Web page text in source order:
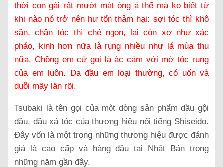
thời con gái rất mướt mát óng ả thế mà ko biết từ
khi nào nó trở nên hư tổn thảm hại: sợi tóc thì khô
sần, chân tóc thì chẻ ngọn, lại còn xơ như xác
pháo, kinh hơn nữa là rụng nhiều như lá mùa thu
nữa. Chồng em cứ gọi là ác cảm với mớ tóc rụng
của em luôn. Da đầu em loại thường, có uốn và
duỗi mấy lần rồi.
Tsubaki là tên gọi của một dòng sản phẩm dầu gội
đầu, dầu xả tóc của thương hiệu nổi tiếng Shiseido.
Đây vốn là một trong những thương hiệu được đánh
giá là cao cấp và hàng đầu tại Nhật Bản trong
những năm gần đây.